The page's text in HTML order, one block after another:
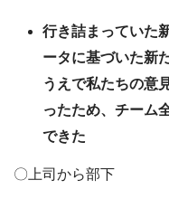
行き詰まっていた
ータに基づいた新
うえで私たちの意
ったため、チーム
できた
〇上司から部下